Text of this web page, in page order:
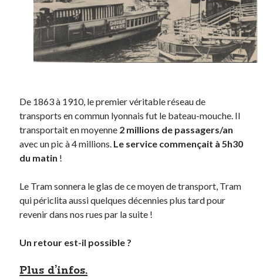
De 1863 à 1910, le premier véritable réseau de
transports en commun lyonnais fut le bateau-mouche. Il
transportait en moyenne 2 millions de passagers/an
avec un pic à 4 millions. Le service commençait à 5h30
du matin !
Le Tram sonnera le glas de ce moyen de transport, Tram
qui périclita aussi quelques décennies plus tard pour
revenir dans nos rues par la suite !
Un retour est-il possible ?
Plus d’infos.